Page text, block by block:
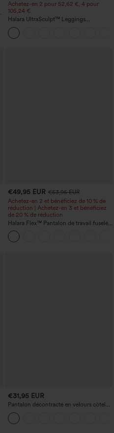
Achetez-en 2 pour 52,62 €, 4 pour
105,24 €
Halara UltraSculpt™ Leggings
d'entraînement sculptants taille haute,
effet ventre plat, avec poche
€49,95 EUR €53,95 EUR
Achetez-en 2 et bénéficiez de 10 % de
réduction | Achetez-en 3 et bénéficiez
de 20 % de réduction
Halara Flex™ Pantalon de travail fuselé,
uni, taille haute, avec poches
€31,95 EUR
Pantalon décontracté en velours côtelé,
taille mi-haute, poche zippée